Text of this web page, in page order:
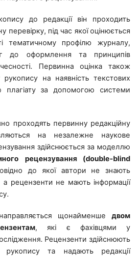
до редакції він проходить
перевірку, під час якої оцінюється
тематичному профілю журналу,
до оформлення та принципів
Первинна оцінка також
рукопису на наявність текстових
плагіату за допомогою системи
проходять первинну редакційну
на незалежне наукове
здійснюється за моделлю
рецензування (double-blind
до якої автори не знають
а рецензенти не мають інформації
щонайменшедвом
, які є фахівцями у
Рецензенти здійснюють
рукопису та надають редакції